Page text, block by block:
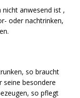
nicht anwesend ist ,
oder nachtrinken,
so braucht
seine besondere
so pflegt